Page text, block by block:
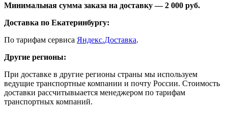
Минимальная сумма заказа на доставку — 2 000 руб.
Доставка по Екатеринбургу:
По тарифам сервиса Яндекс.Доставка.
Другие регионы:
При доставке в другие регионы страны мы используем
ведущие транспортные компании и почту России. Стоимость
доставки рассчитывыается менеджером по тарифам
транспортных компаний.